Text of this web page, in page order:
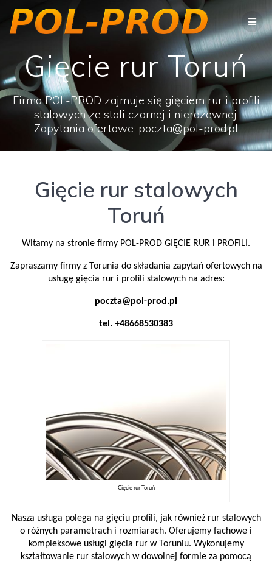
Przejdź
do
treści
Gięcie rur Toruń
Firma POL-PROD zajmuje się gięciem rur i profili
stalowych ze stali czarnej i nierdzewnej.
Zapytania ofertowe: poczta@pol-prod.pl
Gięcie rur stalowych
Toruń
Witamy na stronie firmy POL-PROD GIĘCIE RUR i PROFILI.
Zapraszamy firmy z Torunia do składania zapytań ofertowych na
usługę gięcia rur i profili stalowych na adres:
poczta@pol-prod.pl
tel. +48668530383
Gięcie rur Toruń
Nasza usługa polega na gięciu profili, jak również rur stalowych
o różnych parametrach i rozmiarach. Oferujemy fachowe i
kompleksowe usługi gięcia rur w Toruniu. Wykonujemy
kształtowanie rur stalowych w dowolnej formie za pomocą